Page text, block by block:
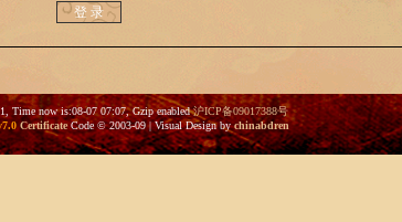
Time now is:08-07 07:07, Gzip enabled 沪ICP备09017388号
CertificateCode © 2003-09 | Visual Design bychinabdren